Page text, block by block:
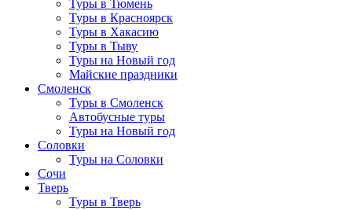
Туры в Тюмень
Туры в Красноярск
Туры в Хакасию
Туры в Тыву
Туры на Новый год
Майские праздники
Смоленск
Туры в Смоленск
Автобусные туры
Туры на Новый год
Соловки
Туры на Соловки
Сочи
Тверь
Туры в Тверь